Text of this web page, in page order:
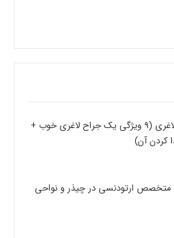
بهترین جراح لاغری (9 ویژگی یک جراح لاغری خوب +
کردن آن)
متخصص ارتودنسی در چیذر و نواحی